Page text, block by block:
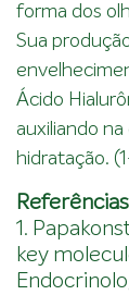
forma dos
Sua
Ácido
auxiliando
hidratação.
1.
key